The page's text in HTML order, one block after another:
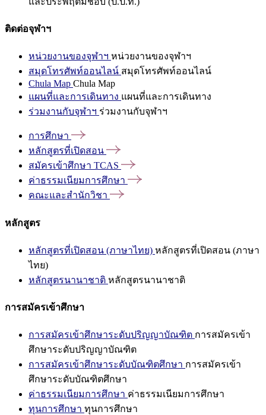
ติดต่อจุฬาฯ
หน่วยงานของจุฬาฯ หน่วยงานของจุฬาฯ
สมุดโทรศัพท์ออนไลน์ สมุดโทรศัพท์ออนไลน์
Chula Map Chula Map
แผนที่และการเดินทาง แผนที่และการเดินทาง
ร่วมงานกับจุฬาฯ ร่วมงานกับจุฬาฯ
การศึกษา
หลักสูตรที่เปิดสอน
สมัครเข้าศึกษา TCAS
ค่าธรรมเนียมการศึกษา
คณะและสำนักวิชา
หลักสูตร
หลักสูตรที่เปิดสอน (ภาษาไทย) หลักสูตรที่เปิดสอน (ภาษา
ไทย)
หลักสูตรนานาชาติ หลักสูตรนานาชาติ
การสมัครเข้าศึกษา
การสมัครเข้าศึกษาระดับปริญญาบัณฑิต การสมัครเข้า
ศึกษาระดับปริญญาบัณฑิต
การสมัครเข้าศึกษาระดับบัณฑิตศึกษา การสมัครเข้า
ศึกษาระดับบัณฑิตศึกษา
ค่าธรรมเนียมการศึกษา ค่าธรรมเนียมการศึกษา
ทุนการศึกษา ทุนการศึกษา